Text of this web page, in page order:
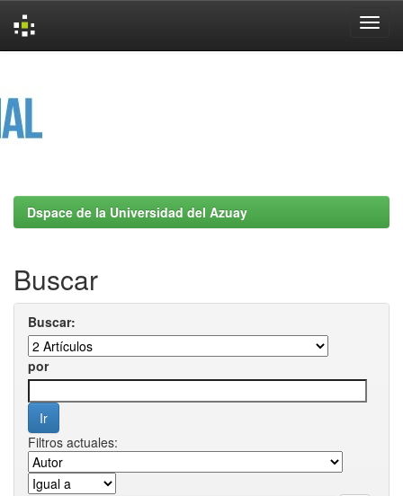
Dspace de la Universidad del Azuay
Buscar
Buscar:
por
Filtros actuales: